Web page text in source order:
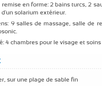
en forme: 2 bains turcs, 2
solarium extérieur.
9 salles de massage, salle de
4 chambres pour le visage et
sur une plage de sable fin